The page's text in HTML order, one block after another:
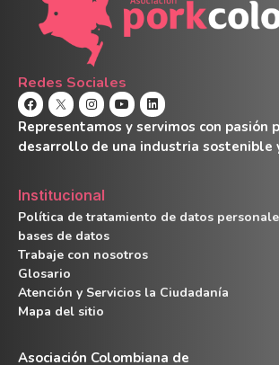
Redes Sociales
Representamos y servimos con pasión
desarrollo de una industria sostenible
Institucional
Política de tratamiento de datos
bases de datos
Trabaje con nosotros
Glosario
Atención y Servicios la Ciudadanía
Mapa del sitio
Asociación Colombiana de